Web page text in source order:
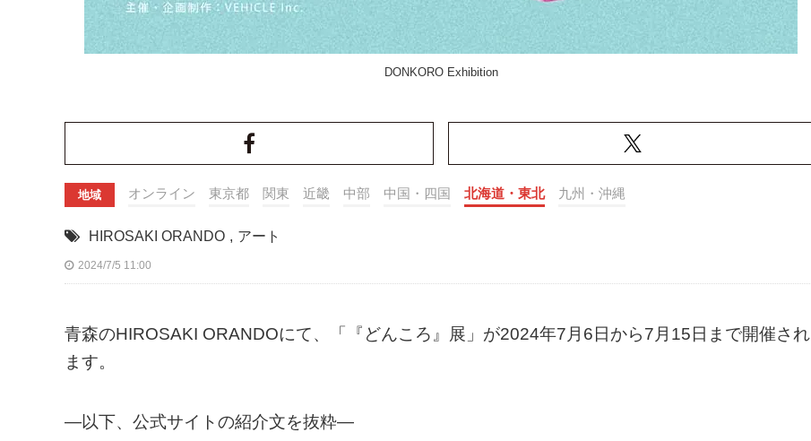
DONKORO Exhibition
地域 オンライン 東京都 関東 近畿 中部 中国・四国 北海道・東北 九州・沖縄
HIROSAKI ORANDO , アート
2024/7/5 11:00
青森のHIROSAKI ORANDOにて、「『どんころ』展」が2024年7月6日から7月15日まで開催され
ます。
—以下、公式サイトの紹介文を抜粋—